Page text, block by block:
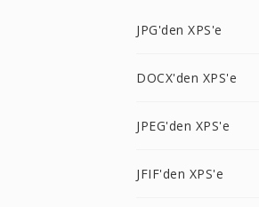
JPG'den XPS'e
DOCX'den XPS'e
JPEG'den XPS'e
JFIF'den XPS'e